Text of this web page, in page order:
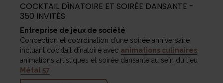
COCKTAIL DÎNATOIRE ET SOIRÉE DANSANTE -
350 INVITÉS
Entreprise de jeux de société
Conception et coordination d’une soirée anniversaire
incluant cocktail dînatoire avec animations culinaires
animations artistiques et soirée dansante au sein du lieu
Métal 57